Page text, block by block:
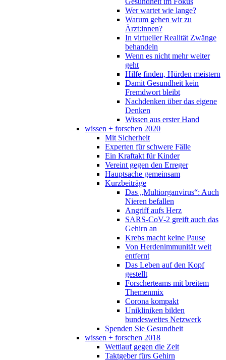
Wer wartet wie lange?
Warum gehen wir zu
Ärzt:innen?
In virtueller Realität Zwänge
behandeln
Wenn es nicht mehr weiter
geht
Hilfe finden, Hürden meistern
Damit Gesundheit kein
Fremdwort bleibt
Nachdenken über das eigene
Denken
Wissen aus erster Hand
wissen + forschen 2020
Mit Sicherheit
Experten für schwere Fälle
Ein Kraftakt für Kinder
Vereint gegen den Erreger
Hauptsache gemeinsam
Kurzbeiträge
Das „Multiorganvirus“: Auch
Nieren befallen
Angriff aufs Herz
SARS-CoV-2 greift auch das
Gehirn an
Krebs macht keine Pause
Von Herdenimmunität weit
entfernt
Das Leben auf den Kopf
gestellt
Forscherteams mit breitem
Themenmix
Corona kompakt
Unikliniken bilden
bundesweites Netzwerk
Spenden Sie Gesundheit
wissen + forschen 2018
Wettlauf gegen die Zeit
Taktgeber fürs Gehirn